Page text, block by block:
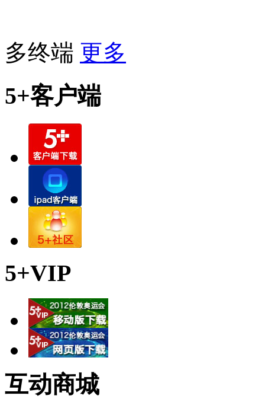
多终端 更多
5+客户端
5+VIP
互动商城